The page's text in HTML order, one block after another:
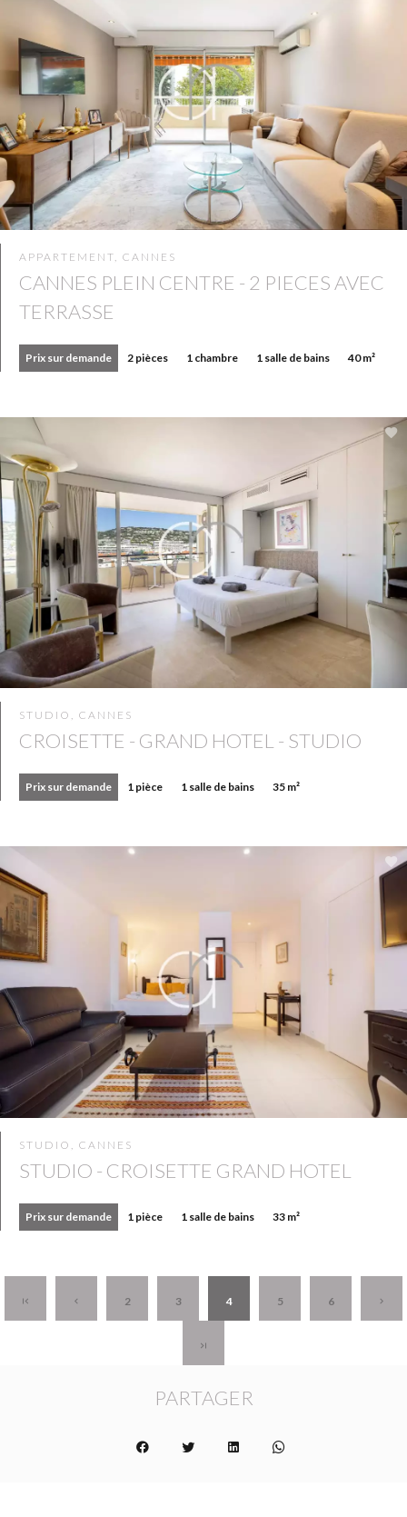
APPARTEMENT, CANNES
CANNES PLEIN CENTRE - 2 PIECES AVEC
TERRASSE
Prix sur demande 2 pièces 1 chambre 1 salle de bains 40 m²
STUDIO, CANNES
CROISETTE - GRAND HOTEL - STUDIO
Prix sur demande 1 pièce 1 salle de bains 35 m²
STUDIO, CANNES
STUDIO - CROISETTE GRAND HOTEL
Prix sur demande 1 pièce 1 salle de bains 33 m²
2 3 4 5 6
PARTAGER